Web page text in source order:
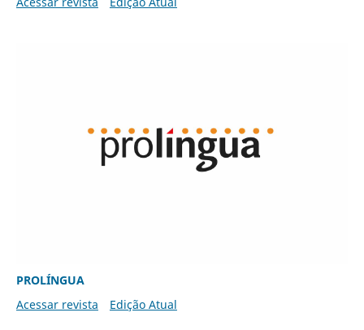
PROLÍNGUA
Acessar revista
Edição Atual